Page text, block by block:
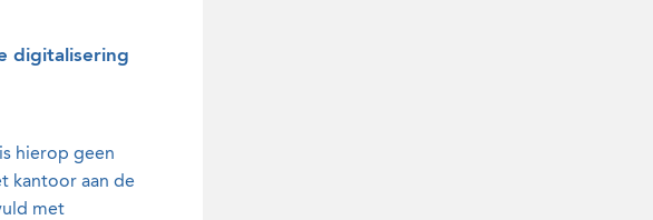
digitalisering
hierop geen
kantoor aan de
met